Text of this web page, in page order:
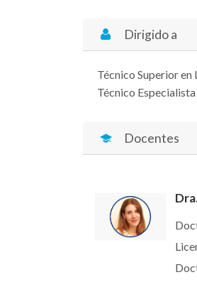
Dirigido a
Técnico Superior
Técnico
Docentes